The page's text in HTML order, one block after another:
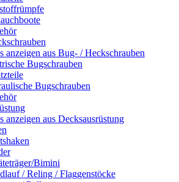
anzeigen aus Bug- / Heckschrauben
Bugschrauben
Bugschrauben
anzeigen aus Decksausrüstung
Bimini
/ Reling / Flaggenstöcke